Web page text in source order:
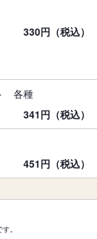
330円（税込）
各種
341円（税込）
451円（税込）
。